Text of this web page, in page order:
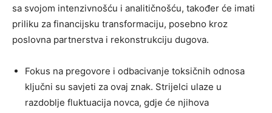
sa svojom intenzivnošću i analitičnošću, također će imati
priliku za financijsku transformaciju, posebno kroz
poslovna partnerstva i rekonstrukciju dugova.
Fokus na pregovore i odbacivanje toksičnih odnosa
ključni su savjeti za ovaj znak. Strijelci ulaze u
razdoblje fluktuacija novca, gdje će njihova